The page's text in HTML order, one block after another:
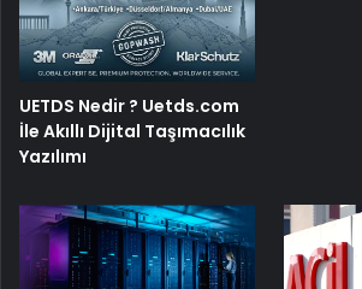
UETDS Nedir ? Uetds.com
İle Akıllı Dijital Taşımacılık
Yazılımı